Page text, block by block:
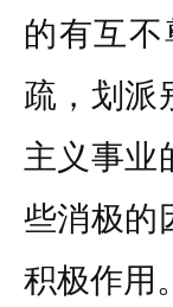
的有互
疏，划派
主义事业
些消极的
积极作用。